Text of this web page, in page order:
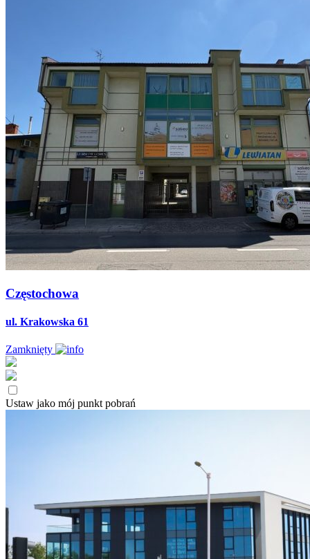
Częstochowa
ul. Krakowska 61
Zamknięty
Ustaw jako mój punkt pobrań